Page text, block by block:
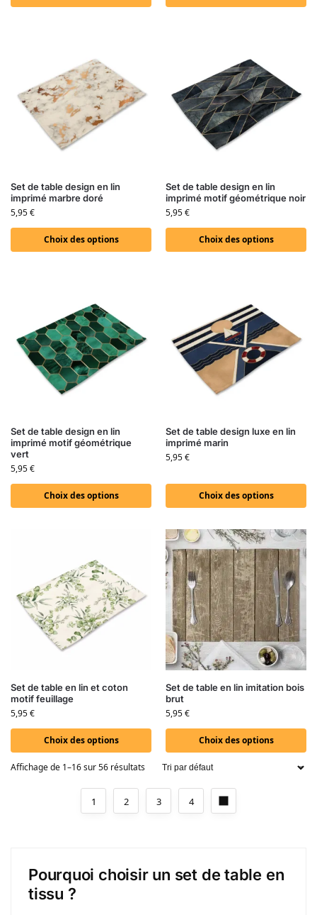
Set de table design en lin
imprimé marbre doré
5,95€
Choix des options
Set de table design en lin
imprimé motif géométrique noir
5,95€
Choix des options
Set de table design en lin
imprimé motif géométrique
vert
5,95€
Choix des options
Set de table design luxe en lin
imprimé marin
5,95€
Choix des options
Set de table en lin et coton
motif feuillage
5,95€
Choix des options
Set de table en lin imitation bois
brut
5,95€
Choix des options
Affichage de 1–16 sur 56 résultats
1 2 3 4
Pourquoi choisir un set de table en
tissu ?